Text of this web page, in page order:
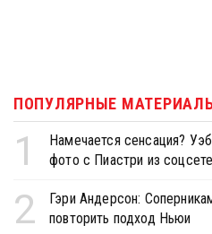
ПОПУЛЯРНЫЕ
1
Намечается сенсация?
фото с Пиастри из
2
Гэри Андерсон:
повторить подход Ньюи